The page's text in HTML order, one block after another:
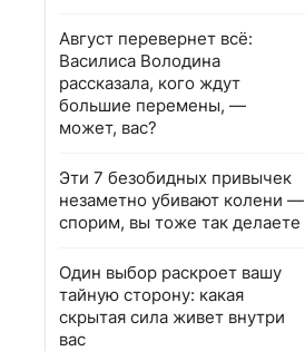
Август перевернет всё:
Василиса Володина
рассказала, кого ждут
большие перемены, —
может, вас?
Эти 7 безобидных привычек
незаметно убивают колени —
спорим, вы тоже так делаете
Один выбор раскроет вашу
тайную сторону: какая
скрытая сила живет внутри
вас